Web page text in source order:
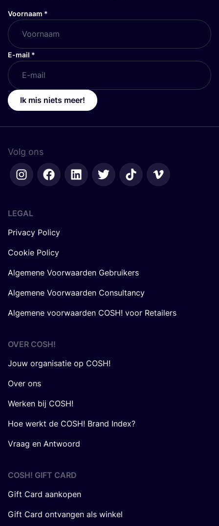
Voornaam *
E-mail *
Ik mis niets meer!
Volg ons
LEGAL
Privacy Policy
Cookie Policy
Algemene Voorwaarden Gebruikers
Algemene Voorwaarden Consultancy
Algemene voorwaarden COSH! voor Retailers
OVER COSH!
Jouw organisatie op COSH!
Over ons
Werken bij COSH!
Hoe werkt de COSH! Brand Index?
Vraag en Antwoord
COSH! GIFT CARD
Gift Card aankopen
Gift Card ontvangen als winkel